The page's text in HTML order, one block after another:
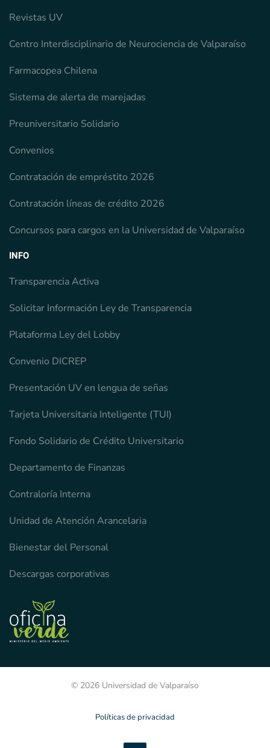
Revistas UV
Centro Interdisciplinario de Neurociencia de Valparaíso
Farmacopea Chilena
Sistema de alerta de marejadas
Preuniversitario Solidario
Convenios
Contratación de empréstito 2026
Contratación líneas de crédito 2026
Concursos para cargos en la Universidad de Valparaíso
INFO
Transparencia Activa
Solicitar Información Ley de Transparencia
Plataforma Ley del Lobby
Convenio DICREP
Presentación UV en lengua de señas
Tarjeta Universitaria Inteligente (TUI)
Fondo Solidario de Crédito Universitario
Departamento de Finanzas
Contraloría Interna
Unidad de Atención Arancelaria
Bienestar del Personal
Descargas corporativas
© 2026 Universidad de Valparaíso
Políticas de privacidad